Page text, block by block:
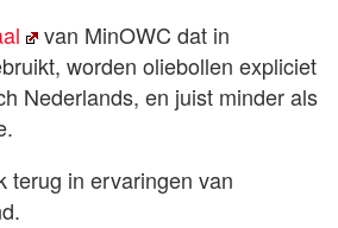
van MinOWC dat in
worden oliebollen expliciet
Nederlands, en juist minder als
terug in ervaringen van